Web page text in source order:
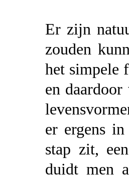
Er zijn
zouden
het simpele
en
er ergens
stap zit,
duidt men